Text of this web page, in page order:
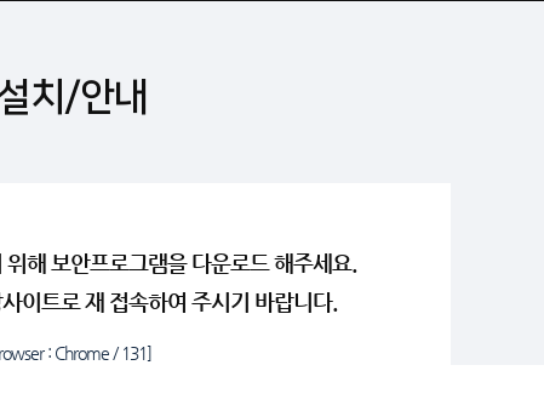
치/안내
해 보안프로그램을 다운로드 해주세요.
이트로 재 접속하여 주시기 바랍니다.
: Chrome / 131]